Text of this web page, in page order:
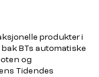
produkter i
BTs automatiske
og
Tidendes